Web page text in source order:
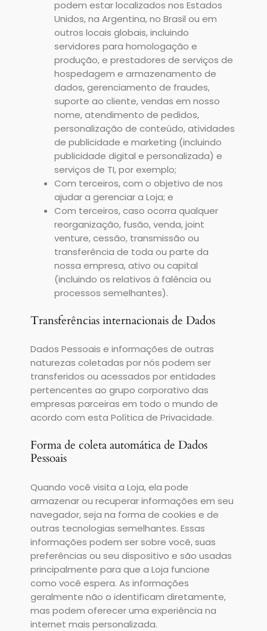
podem estar localizados nos Estados
Unidos, na Argentina, no Brasil ou em
outros locais globais, incluindo
servidores para homologação e
produção, e prestadores de serviços de
hospedagem e armazenamento de
dados, gerenciamento de fraudes,
suporte ao cliente, vendas em nosso
nome, atendimento de pedidos,
personalização de conteúdo, atividades
de publicidade e marketing (incluindo
publicidade digital e personalizada) e
serviços de TI, por exemplo;
Com terceiros, com o objetivo de nos
ajudar a gerenciar a Loja; e
Com terceiros, caso ocorra qualquer
reorganização, fusão, venda, joint
venture, cessão, transmissão ou
transferência de toda ou parte da
nossa empresa, ativo ou capital
(incluindo os relativos à falência ou
processos semelhantes).
Transferências internacionais de Dados
Dados Pessoais e informações de outras
naturezas coletadas por nós podem ser
transferidos ou acessados por entidades
pertencentes ao grupo corporativo das
empresas parceiras em todo o mundo de
acordo com esta Política de Privacidade.
Forma de coleta automática de Dados
Pessoais
Quando você visita a Loja, ela pode
armazenar ou recuperar informações em seu
navegador, seja na forma de cookies e de
outras tecnologias semelhantes. Essas
informações podem ser sobre você, suas
preferências ou seu dispositivo e são usadas
principalmente para que a Loja funcione
como você espera. As informações
geralmente não o identificam diretamente,
mas podem oferecer uma experiência na
internet mais personalizada.